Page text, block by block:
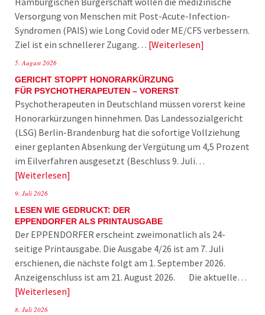
Versorgung von Menschen mit Post-Acute-Infection-
Syndromen (PAIS) wie Long Covid oder ME/CFS verbessern.
Ziel ist ein schnellerer Zugang… Weiterlesen
5. August 2026
GERICHT STOPPT HONORARKÜRZUNG
FÜR PSYCHOTHERAPEUTEN – VORERST
Psychotherapeuten in Deutschland müssen vorerst keine
Honorarkürzungen hinnehmen. Das Landessozialgericht
(LSG) Berlin-Brandenburg hat die sofortige Vollziehung
einer geplanten Absenkung der Vergütung um 4,5 Prozent
im Eilverfahren ausgesetzt (Beschluss 9. Juli…
Weiterlesen
9. Juli 2026
LESEN WIE GEDRUCKT: DER
EPPENDORFER ALS PRINTAUSGABE
Der EPPENDORFER erscheint zweimonatlich als 24-
seitige Printausgabe. Die Ausgabe 4/26 ist am 7. Juli
erschienen, die nächste folgt am 1. September 2026.
Anzeigenschluss ist am 21. August 2026. Die aktuelle…
Weiterlesen
8. Juli 2026